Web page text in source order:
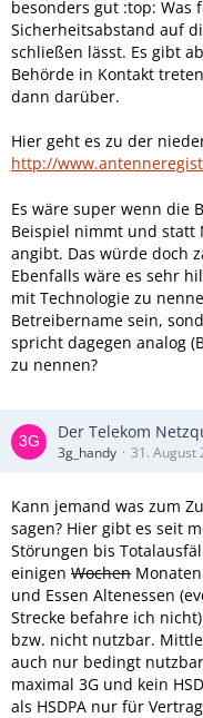
besonders gut :top:
Sicherheitsabstand auf
schließen lässt. Es gibt
Behörde in Kontakt
dann darüber.
Hier geht es zu der
http://
Es wäre super wenn die
Beispiel nimmt und statt
angibt. Das würde doch
Ebenfalls wäre es sehr
mit Technologie zu
Betreibername sein,
spricht dagegen analog
zu nennen?
Der Telekom
3g_handy 31. August
Kann jemand was zum
sagen? Hier gibt es seit
Störungen bis
einigen Wochen
und Essen Altenessen
Strecke befahre ich
bzw. nicht nutzbar.
auch nur bedingt
maximal 3G und kein
als HSDPA nur für